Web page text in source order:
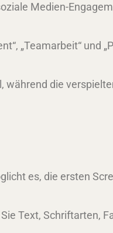
Medien-
„Teamarbeit“ und
die
es, die ersten
Text, Schriftarten,